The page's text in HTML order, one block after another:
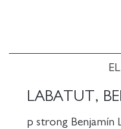
LABATUT,
p strong
húngaro von
cerebro tan
humana.
Durante una
sentó las bases